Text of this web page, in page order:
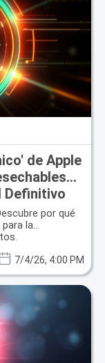
de Apple
Definitivo
por qué
la
7/4/26, 4:00 PM